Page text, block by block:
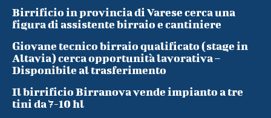
Birrificio in provincia di Varese cerca una
figura di assistente birraio e cantiniere
Giovane tecnico birraio qualificato (stage in
Altavia) cerca opportunità lavorativa –
Disponibile al trasferimento
Il birrificio Birranova vende impianto a tre
tini da 7-10 hl